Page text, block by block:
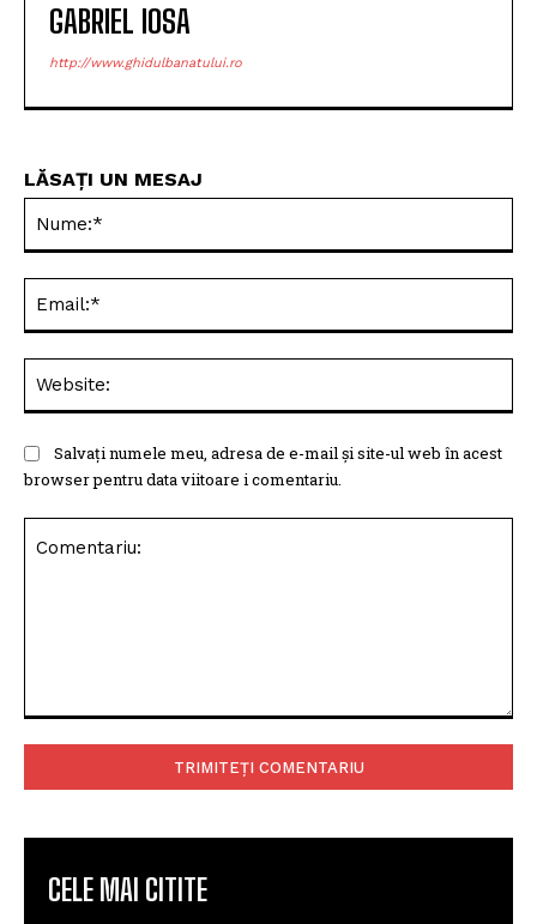
GABRIEL IOSA
http://www.ghidulbanatului.ro
LĂSAȚI UN MESAJ
Salvați numele meu, adresa de e-mail și site-ul web în acest
browser pentru data viitoare i comentariu.
CELE MAI CITITE